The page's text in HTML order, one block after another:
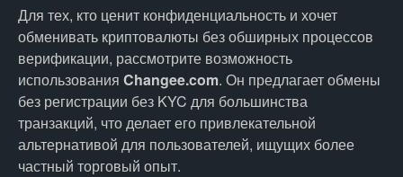
Для тех, кто ценит конфиденциальность и хочет
обменивать криптовалюты без обширных процессов
верификации, рассмотрите возможность
использования Changee.com. Он предлагает обмены
без регистрации без KYC для большинства
транзакций, что делает его привлекательной
альтернативой для пользователей, ищущих более
частный торговый опыт.